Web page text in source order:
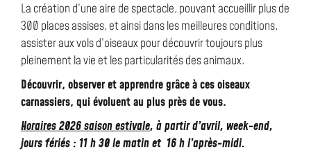
La création d’une aire de spectacle, pouvant accueillir plus de
300 places assises, et ainsi dans les meilleures conditions,
assister aux vols d’oiseaux pour découvrir toujours plus
pleinement la vie et les particularités des animaux.
Découvrir, observer et apprendre grâce à ces oiseaux
carnassiers, qui évoluent au plus près de vous.
Horaires 2026 saison estivale, à partir d’avril, week-end,
jours fériés : 11 h 30 le matin et 16 h l’après-midi.